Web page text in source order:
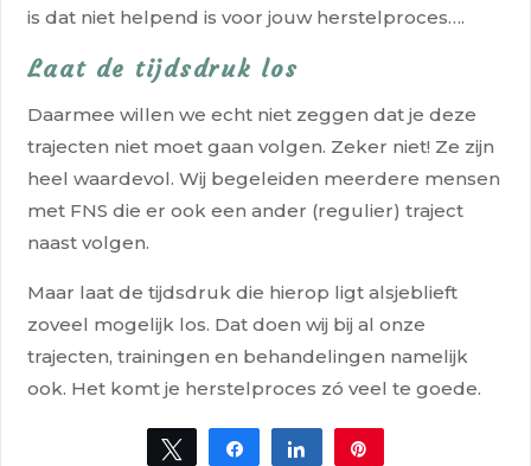
is dat niet helpend is voor jouw herstelproces….
Laat de tijdsdruk los
Daarmee willen we echt niet zeggen dat je deze
trajecten niet moet gaan volgen. Zeker niet! Ze zijn
heel waardevol. Wij begeleiden meerdere mensen
met FNS die er ook een ander (regulier) traject
naast volgen.
Maar laat de tijdsdruk die hierop ligt alsjeblieft
zoveel mogelijk los. Dat doen wij bij al onze
trajecten, trainingen en behandelingen namelijk
ook. Het komt je herstelproces zó veel te goede.
Tweet Share Share